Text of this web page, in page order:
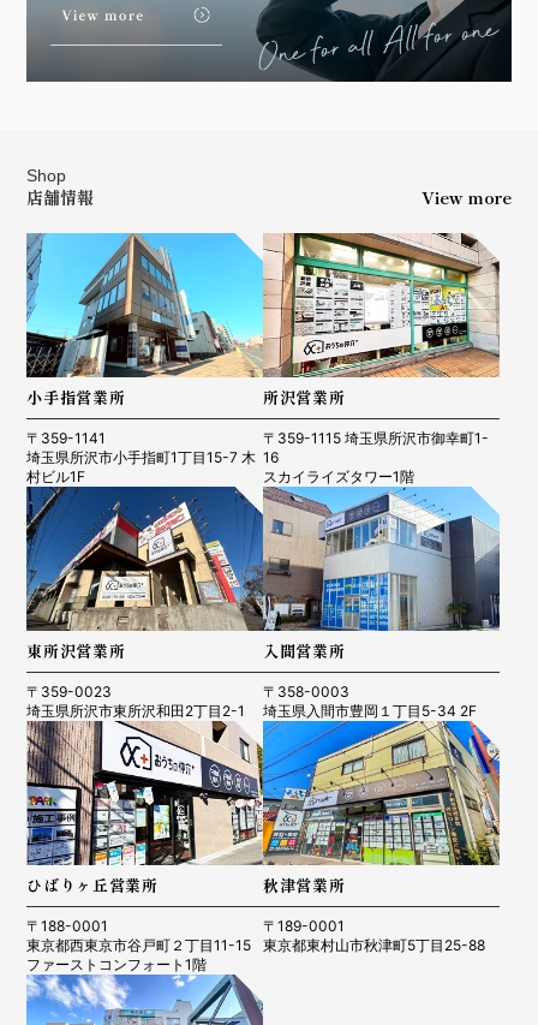
Shop
店舗情報 View more
小手指営業所
〒359-1141
埼玉県所沢市小手指町1丁目15-7 木
村ビル1F
所沢営業所
〒359-1115 埼玉県所沢市御幸町1-
16
スカイライズタワー1階
東所沢営業所
〒359-0023
埼玉県所沢市東所沢和田2丁目2-1
入間営業所
〒358-0003
埼玉県入間市豊岡１丁目5-34 2F
ひばりヶ丘営業所
〒188-0001
東京都西東京市谷戸町２丁目11-15
ファーストコンフォート1階
秋津営業所
〒189-0001
東京都東村山市秋津町5丁目25-88